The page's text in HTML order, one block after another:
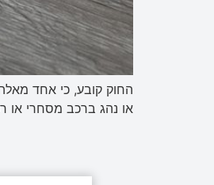
או נהג ברכב מסחרי או רכב עבודה מעל 3.5 טון או נהג ברכב ציבורי הכמות המותרת היא 50